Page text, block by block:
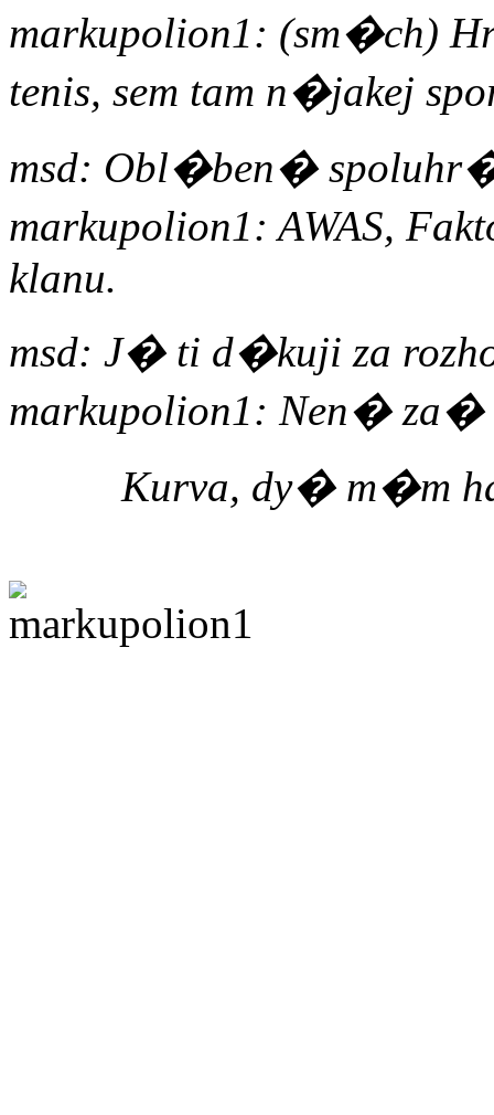
markupolion1: (sm�ch)
tenis, sem tam n�jakej
msd: Obl�ben�
markupolion1: AWAS,
klanu.
msd: J� ti d�kuji za
markupolion1: Nen� za�
Kurva, dy� m�m